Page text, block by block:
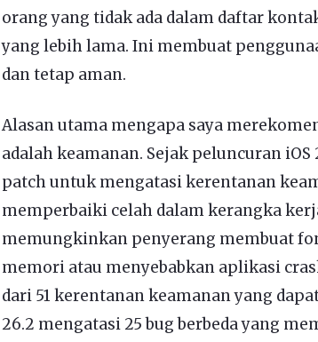
orang yang tidak ada dalam daftar
yang lebih lama. Ini membuat
dan tetap aman.
Alasan utama mengapa saya
adalah keamanan. Sejak peluncuran
patch untuk mengatasi kerentanan
memperbaiki celah dalam kerangka
memungkinkan penyerang membuat
memori atau menyebabkan aplikasi
dari 51 kerentanan keamanan yang
26.2 mengatasi 25 bug berbeda yang